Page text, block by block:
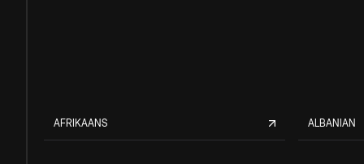
AFRIKAANS ALBANIAN